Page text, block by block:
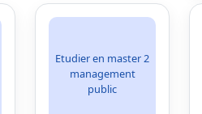
Etudier en master 2
management
public